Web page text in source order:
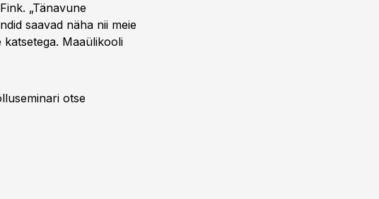
„Tänavune
saavad näha nii meie
Maaülikooli
otse